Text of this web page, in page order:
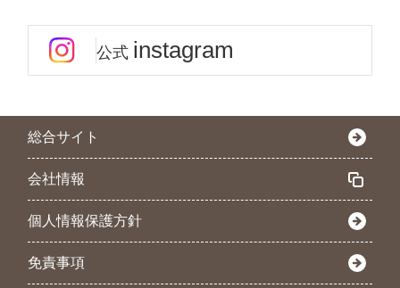
公式 instagram
総合サイト
会社情報
個人情報保護方針
免責事項